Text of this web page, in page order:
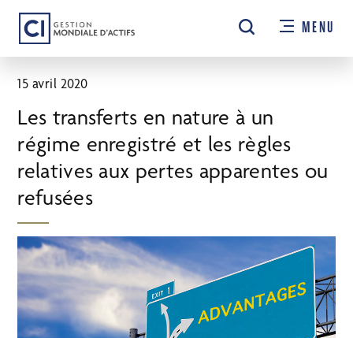
Passer
contenu
principal
MENU
15 avril 2020
Les transferts en nature à un
régime enregistré et les règles
relatives aux pertes apparentes ou
refusées